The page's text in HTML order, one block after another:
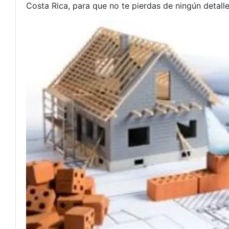
Costa Rica, para que no te pierdas de ningún